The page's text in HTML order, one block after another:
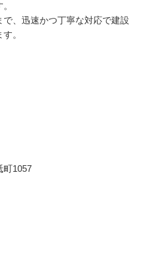
、迅速かつ丁寧な対応で建設
。
町1057